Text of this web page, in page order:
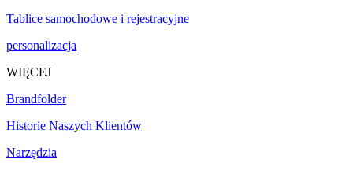
Tablice samochodowe i rejestracyjne
personalizacja
WIĘCEJ
Brandfolder
Historie Naszych Klientów
Narzędzia